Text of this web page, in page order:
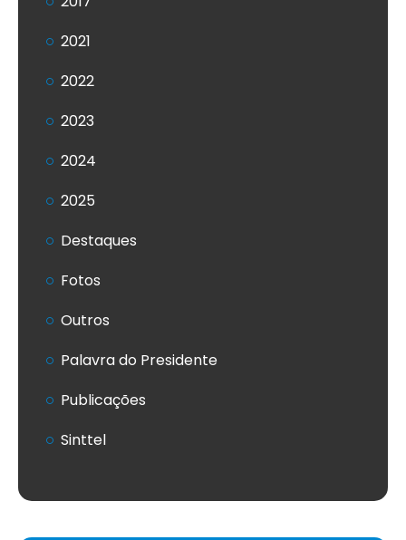
2021
2022
2023
2024
2025
Destaques
Fotos
Outros
Palavra do Presidente
Publicações
Sinttel